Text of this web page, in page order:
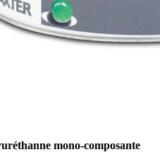
mono-composante